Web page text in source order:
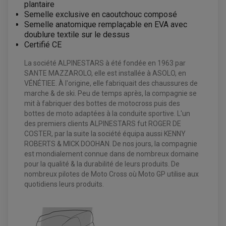
FREINAGE
ACCESSOIRE + VISSERIE FREINAGE
DISQUE DE FREIN
PLAQUETTE DE FREIN
KIT DURITE DE FREIN
KIT DURITE D'EMBRAYAGE MOTO
KIT RÉPARATION ÉTRIER DE FREIN
KIT RÉPARATION MAÎTRE CYLINDRE
HUILE ET PRODUIT D'ENTRETIEN
HUILE MOTEUR
PRODUIT ENTRETIEN
BOUGIE SCOOTER
PRODUIT D'ENTRETIEN
COMPTEUR QUAD / SSV
CONTACTEUR A CLÉ QUAD
DÉMARREUR
ECLAIRAGE LED / HALOGÈNE
STATOR ET REDRESSEUR / REGULATEUR
VENTILATEUR DE RADIATEUR
EQUIPEMENT FREINAGE QUAD / SSV
DISQUE DE FREIN QUAD / SSV
KIT DURITE DE FREIN QUAD
KIT REPARATION MAÎTRE CYLINDRE QUAD / SSV
PLAQUETTES DE FREIN QUAD / SSV
HUILE ET PRODUIT D'ENTRETIEN QUAD
HUILE POUR QUAD
PRODUIT D'ENTRETIEN QUAD
JANTES / ACCESSOIRES QUAD ET SSV
CHAÎNE A NEIGE QUAD-SSV
CHAÎNES A NEIGE
ÉLARGISSEURES DE VOIES QUAD
JANTES QUAD ET SSV
PNEUMATIQUE
MOUSSE
CHAMBRE À AIR
EQUIPEMENT FREINAGE MOTO CROSS ET
ENDURO
ACCESSOIRES FREINAGE
DISQUE DE FREIN AVANT
DISQUE DE FREIN ARRIÈRE
PLAQUETTE DE FREIN
KIT RÉPARATION PÉDALE DE FREIN
KIT RÉPARATION MAÎTRE CYLINDRE
KIT RÉPARATION ÉTRIER DE FREIN
ROULEMENT MOTO CROSS ET ENDURO
ROULEMENT DE ROUE AVANT
plantaire
Semelle exclusive en caoutchouc composé
Semelle anatomique remplaçable en EVA avec
doublure textile sur le dessus
Certifié CE
La société ALPINESTARS à été fondée en 1963 par
SANTE MAZZAROLO, elle est installée à ASOLO, en
VÉNÉTIEE. À l'origine, elle fabriquait des chaussures de
marche & de ski. Peu de temps après, la compagnie se
mit à fabriquer des bottes de motocross puis des
bottes de moto adaptées à la conduite sportive. L'un
des premiers clients ALPINESTARS fut ROGER DE
COSTER, par la suite la société équipa aussi KENNY
ROBERTS & MICK DOOHAN. De nos jours, la compagnie
est mondialement connue dans de nombreux domaine
pour la qualité & la durabilité de leurs produits. De
nombreux pilotes de Moto Cross où Moto GP utilise aux
quotidiens leurs produits.